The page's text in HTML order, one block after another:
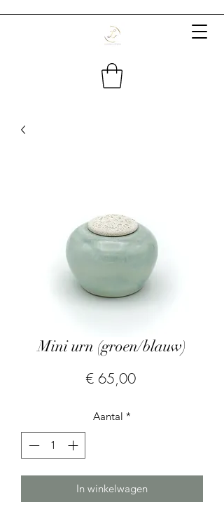
Mini urn (groen/blauw)
€ 65,00Prijs
Aantal *
In winkelwagen